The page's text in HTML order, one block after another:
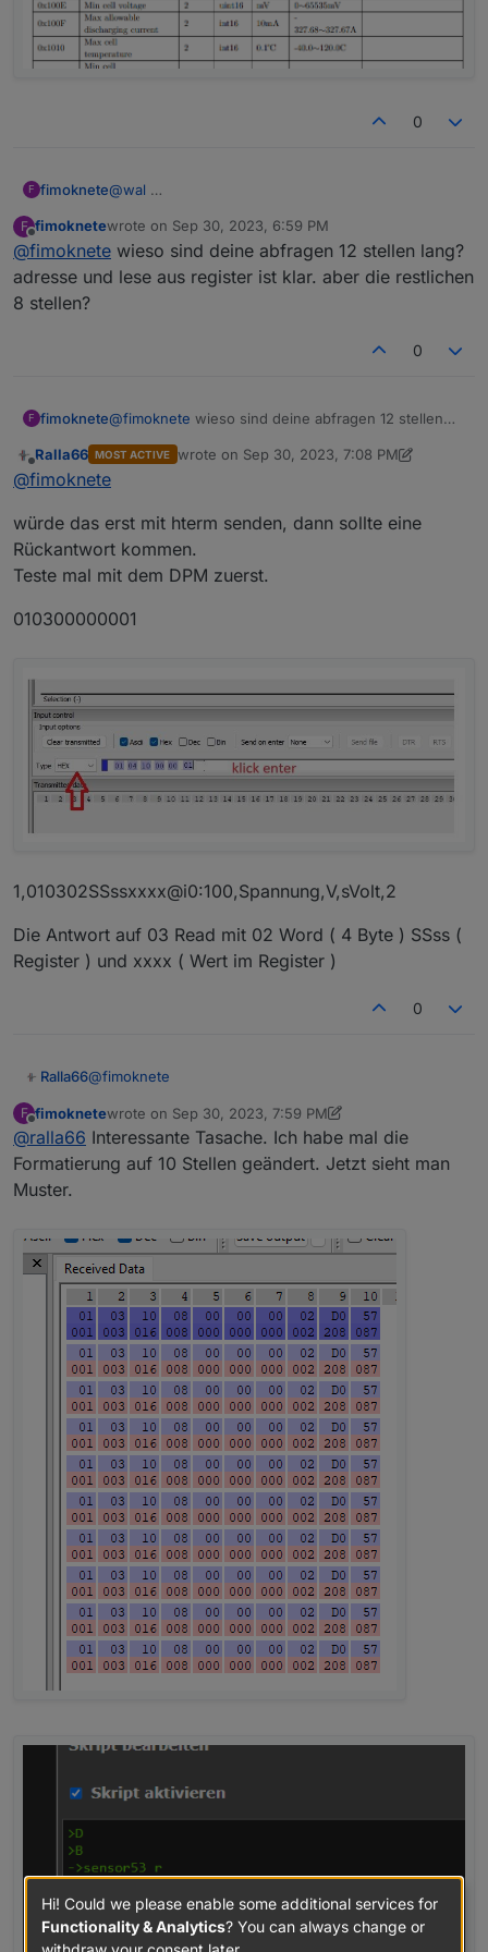
0
F fimoknete@wal
F
Offline
fimoknetewrote on Sep 30, 2023, 6:59 PM
last edited by
@fimoknete wieso sind deine abfragen 12 stellen lang?
adresse und lese aus register ist klar. aber die restlichen
8 stellen?
0
F fimoknete@fimoknete wieso sind deine abfragen 12 stellen
restlichen 8 stellen?
Offline
Ralla66 MOST ACTIVE wrote on Sep 30, 2023, 7:08 PM
last edited by Ralla66Sep 30, 2023, 9:22 PM
@fimoknete
würde das erst mit hterm senden, dann sollte eine
Rückantwort kommen.
Teste mal mit dem DPM zuerst.
010300000001
1,010302SSssxxxx@i0:100,Spannung,V,sVolt,2
Die Antwort auf 03 Read mit 02 Word ( 4 Byte ) SSss (
Register ) und xxxx ( Wert im Register )
0
Ralla66@fimoknete
würde das erst mit hterm senden, dann sollte eine
Rückantwort kommen.
Teste mal mit dem DPM zuerst.
010300000001
1,010302SSssxxxx@i0:100,Spannung,V,sVolt,2
Die Antwort auf 03 Read mit 02 Word ( 4 Byte ) SSss (
Register ) und xxxx ( Wert im Register )
F
Offline
fimoknetewrote on Sep 30, 2023, 7:59 PM
last edited by fimoknete Sep 30, 2023, 10:09 PM
@ralla66 Interessante Tasache. Ich habe mal die
Formatierung auf 10 Stellen geändert. Jetzt sieht man
Muster.
Hi! Could we please enable some additional services for
Functionality & Analytics? You can always change or